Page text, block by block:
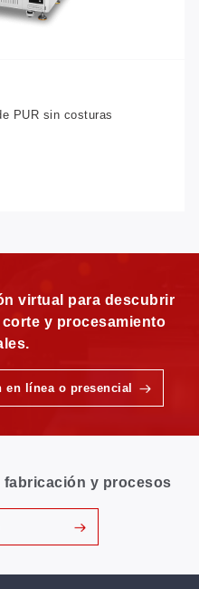
PUR sin costuras
virtual para descubrir
y procesamiento
línea o presencial
y procesos